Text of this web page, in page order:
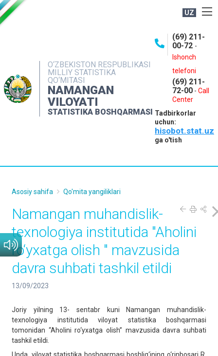
UZ
O‘ZBEKISTON RESPUBLIKASI
MILLIY STATISTIKA
QO‘MITASI
NAMANGAN
VILOYATI
STATISTIKA BOSHQARMASI
(69) 211-
00-72 -
Ishonch
telefoni
(69) 211-
72-00 - Call
Center
Tadbirkorlar
uchun:
hisobot.stat.uz
ga o'tish
NASHRLAR
INTERAKTIV XIZMATLAR
MATBUOT XIZMATI
MUROJAATLAR
Asosiy sahifa Qo'mita yangiliklari
Namangan muhandislik-
texnologiya institutida "Aholini
ro‘yxatga olish " mavzusida
davra suhbati tashkil etildi
13/09/2023
Joriy yilning 13- sentabr kuni Namangan muhandislik-
texnologiya institutida viloyat statistika boshqarmasi
tomonidan “Aholini ro‘yxatga olish” mavzusida davra suhbati
tashkil etildi.